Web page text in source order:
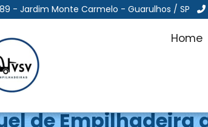
89 - Jardim Monte Carmelo - Guarulhos / SP
Home
de Empilhadeira